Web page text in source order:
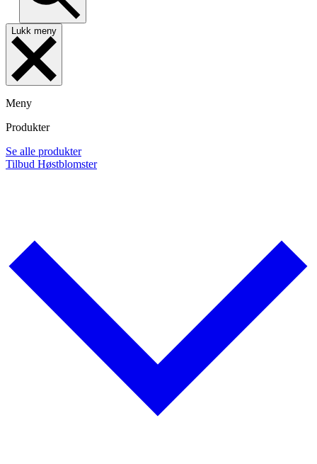
Lukk meny
Meny
Produkter
Se alle produkter
Tilbud Høstblomster